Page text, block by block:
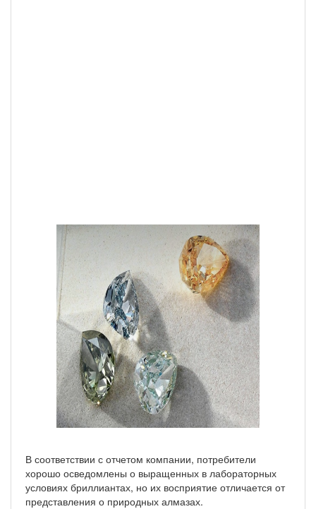
В соответствии с отчетом компании, потребители
хорошо осведомлены о выращенных в лабораторных
условиях бриллиантах, но их восприятие отличается от
представления о природных алмазах.